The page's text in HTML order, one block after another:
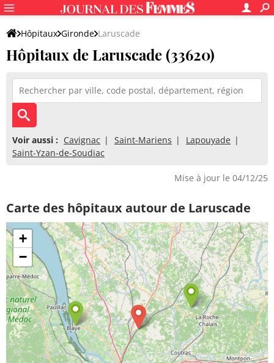
Hôpitaux Gironde Laruscade
Hôpitaux de Laruscade (33620)
Voir aussi : Cavignac Saint-Mariens
Lapouyade
Saint-Yzan-de-Soudiac
Mise à jour le 04/12/25
Carte des hôpitaux autour de Laruscade
+
−